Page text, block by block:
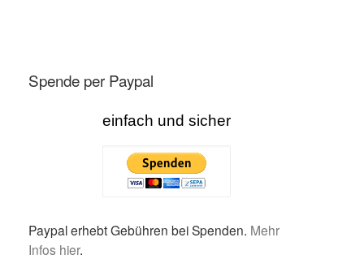
Spende per Paypal
einfach und sicher
Paypal erhebt Gebühren bei Spenden. Mehr
Infos hier.